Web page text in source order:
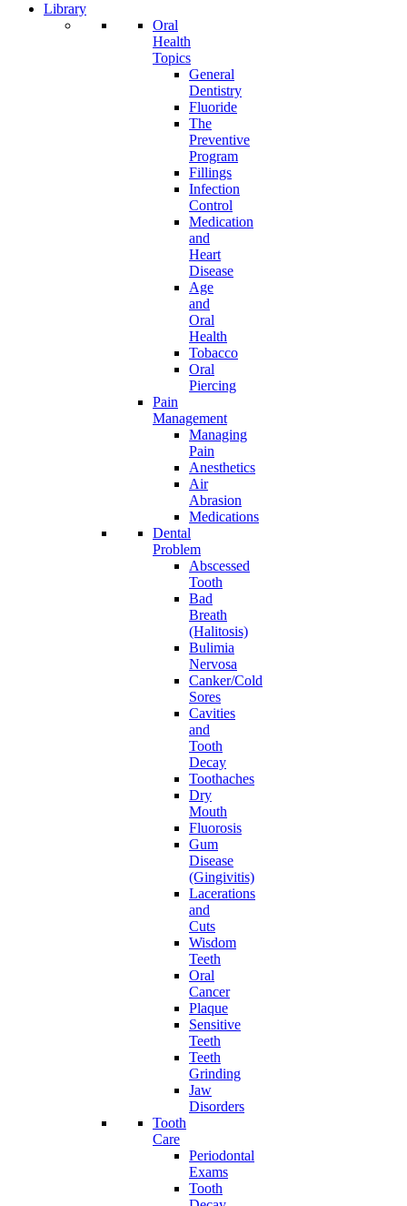
Library
Oral
Health
Topics
General
Dentistry
Fluoride
The
Preventive
Program
Fillings
Infection
Control
Medication
and
Heart
Disease
Age
and
Oral
Health
Tobacco
Oral
Piercing
Pain
Management
Managing
Pain
Anesthetics
Air
Abrasion
Medications
Dental
Problem
Abscessed
Tooth
Bad
Breath
(Halitosis)
Bulimia
Nervosa
Canker/Cold
Sores
Cavities
and
Tooth
Decay
Toothaches
Dry
Mouth
Fluorosis
Gum
Disease
(Gingivitis)
Lacerations
and
Cuts
Wisdom
Teeth
Oral
Cancer
Plaque
Sensitive
Teeth
Teeth
Grinding
Jaw
Disorders
Tooth
Care
Periodontal
Exams
Tooth